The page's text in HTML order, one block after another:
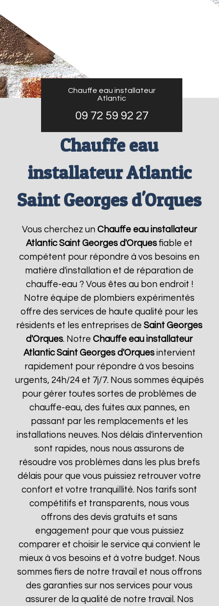
Chauffe eau installateur
Atlantic
09 72 59 92 27
Chauffe eau
installateur Atlantic
Saint Georges d'Orques
Vous cherchez un Chauffe eau installateur
Atlantic Saint Georges d'Orques fiable et
compétent pour répondre à vos besoins en
matière d'installation et de réparation de
chauffe-eau ? Vous êtes au bon endroit !
Notre équipe de plombiers expérimentés
offre des services de haute qualité pour les
résidents et les entreprises deSaint Georges
d'Orques. NotreChauffe eau installateur
Atlantic Saint Georges d'Orquesintervient
rapidement pour répondre à vos besoins
urgents, 24h/24 et 7j/7. Nous sommes équipés
pour gérer toutes sortes de problèmes de
chauffe-eau, des fuites aux pannes, en
passant par les remplacements et les
installations neuves. Nos délais d'intervention
sont rapides, nous nous assurons de
résoudre vos problèmes dans les plus brefs
délais pour que vous puissiez retrouver votre
confort et votre tranquillité. Nos tarifs sont
compétitifs et transparents, nous vous
offrons des devis gratuits et sans
engagement pour que vous puissiez
comparer et choisir le service qui convient le
mieux à vos besoins et à votre budget. Nous
sommes fiers de notre travail et nous offrons
des garanties sur nos services pour vous
assurer de la qualité de notre travail. Nos